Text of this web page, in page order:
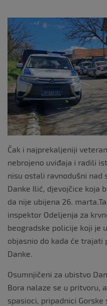
Čak i najprekaljeniji
nebrojeno uviđaja i radili
nisu ostali ravnodušni nad
Danke Ilić, djevojčice koja
da nije ubijena 26.
inspektor Odeljenja za
beogradske policije koji je
objasnio do kada će
Danke.
Osumnjičeni za ubistvo
Bora nalaze se u pritvoru,
spasioci, pripadnici